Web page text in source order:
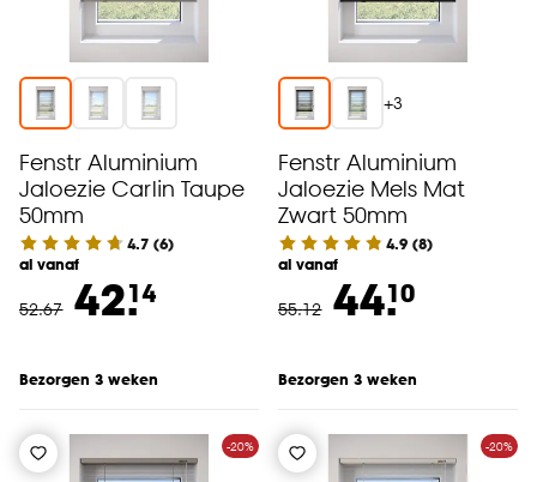
Fenstr Aluminium
Jaloezie Carlin Taupe
50mm
4.7 (6)
al vanaf
52.67 42.14
Bezorgen 3 weken
+3
Fenstr Aluminium
Jaloezie Mels Mat
Zwart 50mm
4.9 (8)
al vanaf
55.12 44.10
Bezorgen 3 weken
-20% -20%